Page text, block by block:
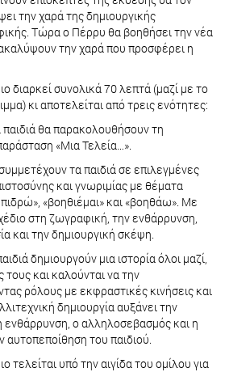
την χαρά της δημιουργικής
Τώρα ο Πέρρυ θα βοηθήσει την νέα
την χαρά που προσφέρει η
διαρκεί συνολικά 70 λεπτά (μαζί με το
κι αποτελείται από τρεις ενότητες:
θα παρακολουθήσουν τη
«Μια Τελεία…».
τα παιδιά σε επιλεγμένες
και γνωριμίας με θέματα
«βοηθιέμαι» και «βοηθάω». Με
στη ζωγραφική, την ενθάρρυνση,
και την δημιουργική σκέψη.
δημιουργούν μια ιστορία όλοι μαζί,
και καλούνται να την
ρόλους με εκφραστικές κινήσεις και
δημιουργία αυξάνει την
ο αλληλοσεβασμός και η
αυτοπεποίθηση του παιδιού.
τελείται υπό την αιγίδα του ομίλου για